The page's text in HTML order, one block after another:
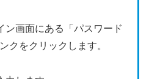
ン画面にある「パスワード
クをクリックします。